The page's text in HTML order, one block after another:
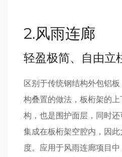
2.风雨连廊
轻盈极简、自由立
区别于传统钢结构外包铝
构叠置的做法，板桁架的
构，也是围护面层，同时
集成在板桁架空腔内，因
度。应用于风雨连廊项目